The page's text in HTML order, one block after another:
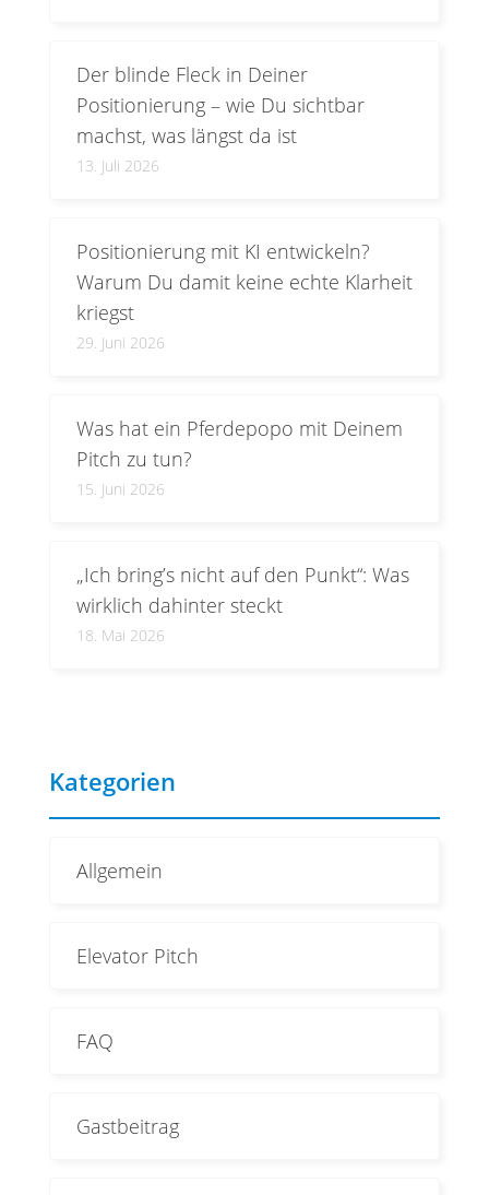
Der blinde Fleck in Deiner
Positionierung – wie Du sichtbar
machst, was längst da ist
13. Juli 2026
Positionierung mit KI entwickeln?
Warum Du damit keine echte Klarheit
kriegst
29. Juni 2026
Was hat ein Pferdepopo mit Deinem
Pitch zu tun?
15. Juni 2026
„Ich bring’s nicht auf den Punkt“: Was
wirklich dahinter steckt
18. Mai 2026
Kategorien
Allgemein
Elevator Pitch
FAQ
Gastbeitrag